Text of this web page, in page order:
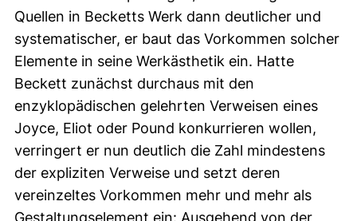
Quellen in Becketts Werk dann deutlicher und
systematischer, er baut das Vorkommen solcher
Elemente in seine Werkästhetik ein. Hatte
Beckett zunächst durchaus mit den
enzyklopädischen gelehrten Verweisen eines
Joyce, Eliot oder Pound konkurrieren wollen,
verringert er nun deutlich die Zahl mindestens
der expliziten Verweise und setzt deren
vereinzeltes Vorkommen mehr und mehr als
Gestaltungselement ein: Ausgehend von der